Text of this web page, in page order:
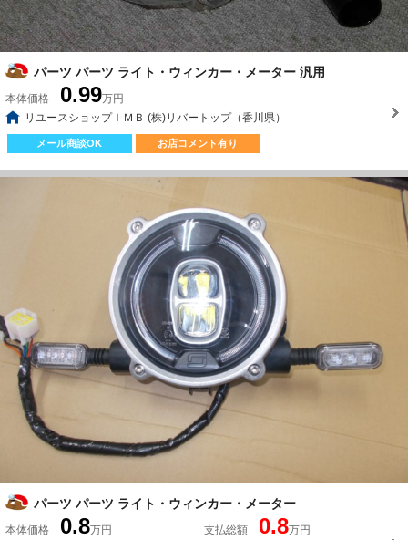
パーツ パーツ ライト・ウィンカー・メーター 汎用
本体価格 0.99万円
リユースショップＩＭＢ (株)リバートップ（香川県）
メール商談OK お店コメント有り
パーツ パーツ ライト・ウィンカー・メーター
本体価格 0.8万円 支払総額 0.8万円